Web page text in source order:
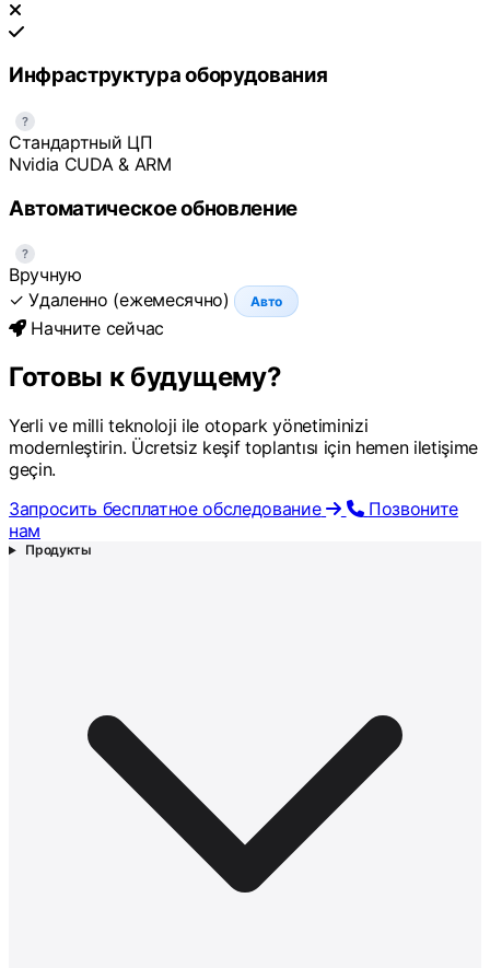
Инфраструктура оборудования
?
Стандартный ЦП
Nvidia CUDA & ARM
Автоматическое обновление
?
Вручную
✓ Удаленно (ежемесячно)
Авто
Начните сейчас
Готовы к будущему?
Yerli ve milli teknoloji ile otopark yönetiminizi
modernleştirin. Ücretsiz keşif toplantısı için hemen iletişime
geçin.
Запросить бесплатное обследование
Позвоните
нам
Продукты